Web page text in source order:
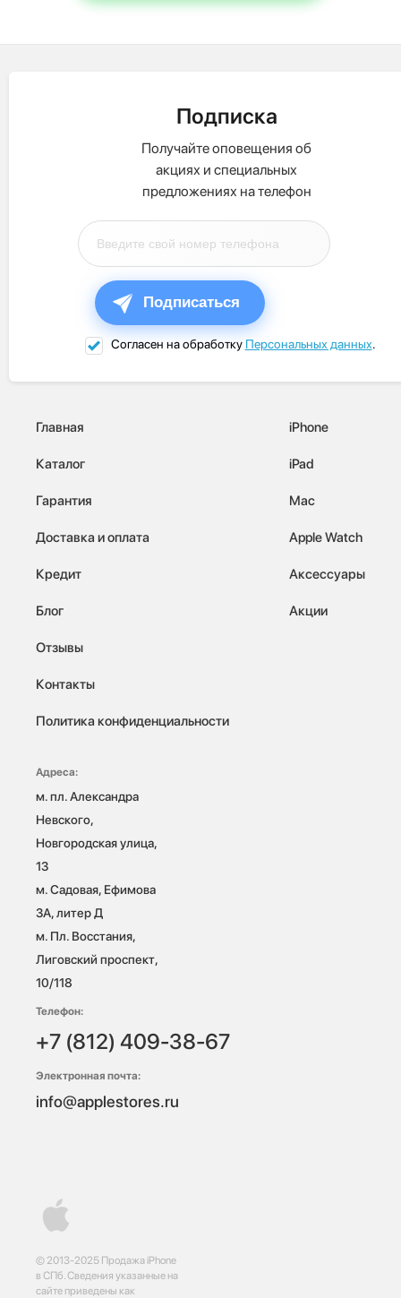
Подписка
Получайте оповещения об
акциях и специальных
предложениях на телефон
Подписаться
Согласен на обработку Персональных данных.
© 2013-2025 Продажа iPhone
в СПб. Сведения указанные на
сайте приведены как
Главная
Каталог
Гарантия
Доставка и оплата
Кредит
Блог
Отзывы
Контакты
Политика конфиденциальности
iPhone
iPad
Mac
Apple Watch
Аксессуары
Акции
Адреса:
м. пл. Александра
Невского,
Новгородская улица,
13
м. Садовая, Ефимова
3А, литер Д
м. Пл. Восстания,
Лиговский проспект,
10/118
Телефон:
+7 (812) 409-38-67
Электронная почта:
info@applestores.ru